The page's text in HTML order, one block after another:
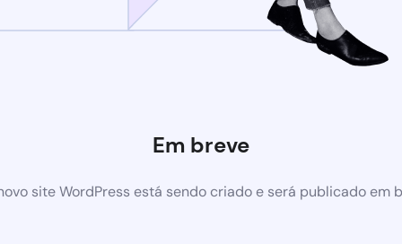
Em breve
site WordPress está sendo criado e será publicado em